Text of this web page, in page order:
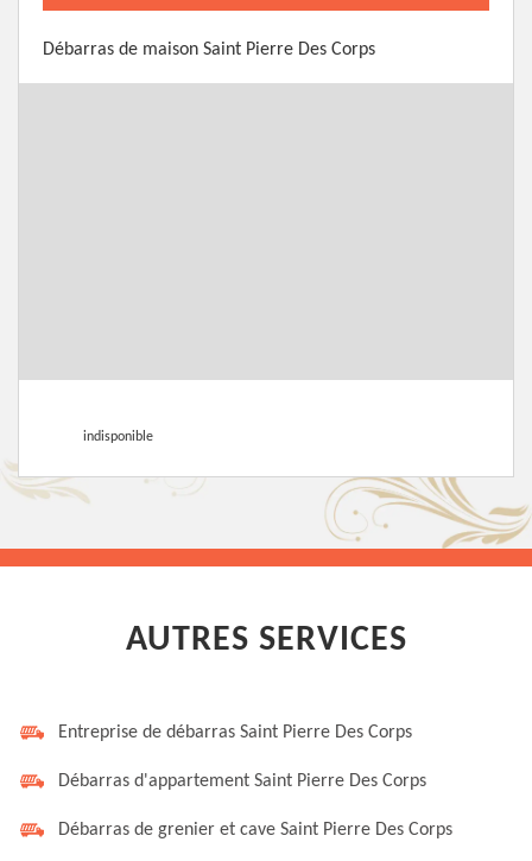
Débarras de maison Saint Pierre Des Corps
indisponible
AUTRES SERVICES
Entreprise de débarras Saint Pierre Des Corps
Débarras d'appartement Saint Pierre Des Corps
Débarras de grenier et cave Saint Pierre Des Corps